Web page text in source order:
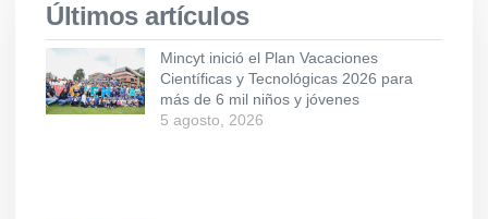
Últimos artículos
Mincyt inició el Plan Vacaciones
Científicas y Tecnológicas 2026 para
más de 6 mil niños y jóvenes
5 agosto, 2026